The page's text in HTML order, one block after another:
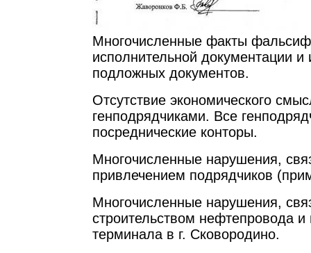
Многочисленные факты
исполнительной документации и
подложных документов.
Отсутствие экономического
генподрядчиками. Все
посреднические конторы.
Многочисленные нарушения,
привлечением подрядчиков
Многочисленные нарушения,
строительством нефтепровода и
терминала в г. Сковородино.